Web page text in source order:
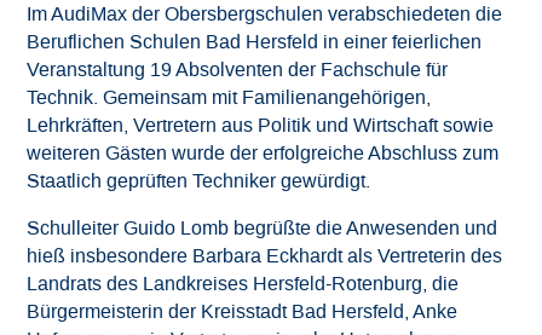
Im AudiMax der Obersbergschulen verabschiedeten die
Beruflichen Schulen Bad Hersfeld in einer feierlichen
Veranstaltung 19 Absolventen der Fachschule für
Technik. Gemeinsam mit Familienangehörigen,
Lehrkräften, Vertretern aus Politik und Wirtschaft sowie
weiteren Gästen wurde der erfolgreiche Abschluss zum
Staatlich geprüften Techniker gewürdigt.
Schulleiter Guido Lomb begrüßte die Anwesenden und
hieß insbesondere Barbara Eckhardt als Vertreterin des
Landrats des Landkreises Hersfeld-Rotenburg, die
Bürgermeisterin der Kreisstadt Bad Hersfeld, Anke
Downloads
Datenschutz
Impressum